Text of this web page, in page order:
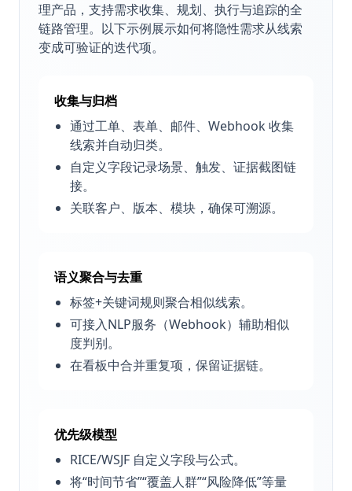
理产品，支持需求收集、规划、执行与追踪的全
链路管理。以下示例展示如何将隐性需求从线索
变成可验证的迭代项。
收集与归档
通过工单、表单、邮件、Webhook 收集
线索并自动归类。
自定义字段记录场景、触发、证据截图链
接。
关联客户、版本、模块，确保可溯源。
语义聚合与去重
标签+关键词规则聚合相似线索。
可接入NLP服务（Webhook）辅助相似
度判别。
在看板中合并重复项，保留证据链。
优先级模型
RICE/WSJF 自定义字段与公式。
将“时间节省”“覆盖人群”“风险降低”等量